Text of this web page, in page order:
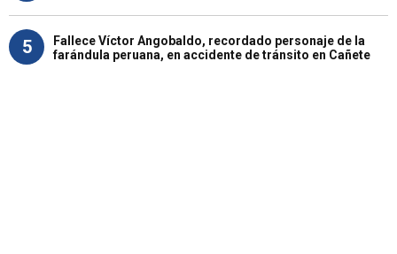
5
Fallece Víctor Angobaldo, recordado personaje de la
farándula peruana, en accidente de tránsito en Cañete